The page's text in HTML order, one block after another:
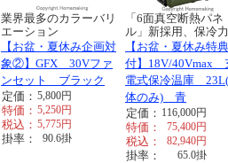
業界最多のカラーバリ
エーション
【お盆・夏休み企画対
象②】GFX 30Vファ
ンセット ブラック
定価： 5,800円
特価： 5,250円
税込： 5,775円
掛率： 90.6掛
「6面真空断熱パネ
ル」新採用、保冷
【お盆・夏休み特典
付】18V/40Vmax
電式保冷温庫
体のみ) 青
定価： 116,000円
特価： 75,400円
税込： 82,940円
掛率： 65.0掛